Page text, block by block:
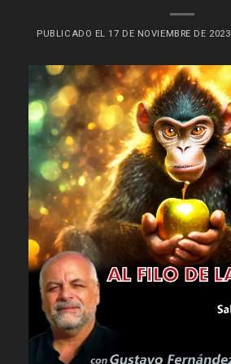
PUBLICADO EL 17 DE NOVIEMBRE DE 2023